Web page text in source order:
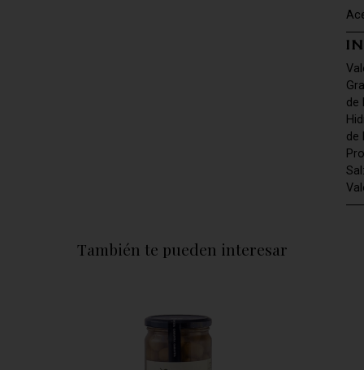
de
de
También te pueden interesar